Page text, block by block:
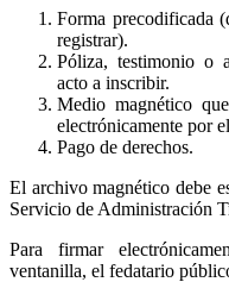
Forma precodificada
registrar).
Póliza, testimonio o
acto a inscribir.
Medio magnético
electrónicamente por
Pago de derechos.
El archivo magnético debe
Servicio de Administración
Para firmar
ventanilla, el fedatario